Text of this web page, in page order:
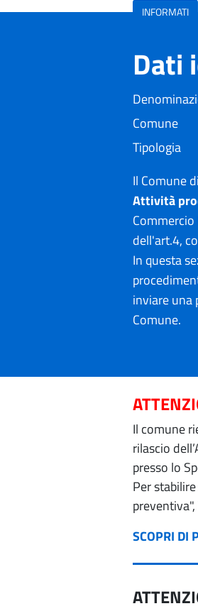
INFORMATI
Dati
Comune
Tipologia
Il Comune
Attività
dell'art.4,
In questa
inviare una
Comune.
Il comune
rilascio
presso lo
Per
SCOPRI DI